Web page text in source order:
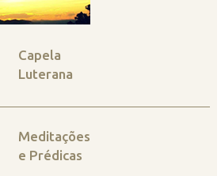
Capela
Luterana
Meditações
e Prédicas